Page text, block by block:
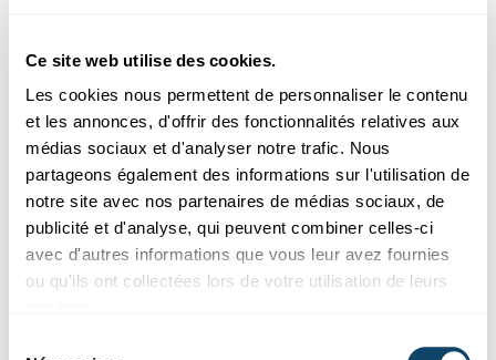
Ce site web utilise des cookies.
Les cookies nous permettent de personnaliser le contenu
et les annonces, d'offrir des fonctionnalités relatives aux
médias sociaux et d'analyser notre trafic. Nous
partageons également des informations sur l'utilisation de
notre site avec nos partenaires de médias sociaux, de
publicité et d'analyse, qui peuvent combiner celles-ci
avec d'autres informations que vous leur avez fournies
ou qu'ils ont collectées lors de votre utilisation de leurs
Participez aux études
RECHERCHE PARTICIPANTS ÉTUDE
Enquête sur la santé menstruelle et
gynécologique au Luxembourg
Cette enquête a pour but de recueillir des informations sur ton